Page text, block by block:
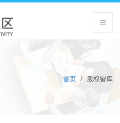
首页 / 股权智库